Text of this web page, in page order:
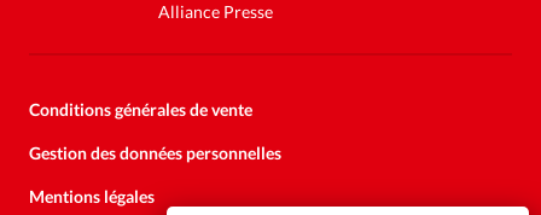
Alliance Presse
Conditions générales de vente
Gestion des données personnelles
Mentions légales